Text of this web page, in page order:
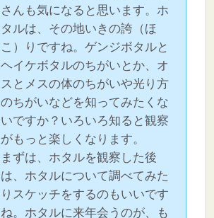
さんも気になると思います。ホ
タルは、その地いきの誇（ほ
こ）りですね。ゲンジボタルと
ヘイケボタルのちがいとか、オ
スとメスの体のちがいや光り方
のちがいなどを知ってみたくな
いですか？いろいろ知ると観察
がもっと楽しくなります。
まずは、ホタルを観察した後
は、ホタルについて調べてみた
りスケッチをするのもいいです
ね。ホタルに来年会うのが、も